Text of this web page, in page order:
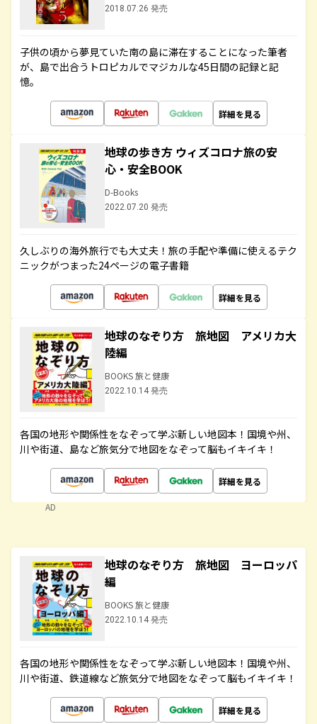
2018.07.26 発売
子供の頃から夢見ていた南の島に滞在することになった筆者
が、島で出合うトロピカルでマジカルな45日間の記録と記
憶。
詳細を見る
地球の歩き方 ウィズコロナ旅の安
心・安全BOOK
D-Books
2022.07.20 発売
久しぶりの海外旅行でも大丈夫！旅の手配や準備に使えるテク
ニックがつまった24ページの電子書籍
詳細を見る
地球のなぞり方 旅地図 アメリカ大
陸編
BOOKS 旅と健康
2022.10.14 発売
各国の地形や関係性をなぞって学ぶ新しい地図本！国境や州、
川や街道、島など旅気分で地図をなぞって脳もイキイキ！
詳細を見る
AD
地球のなぞり方 旅地図 ヨーロッパ
編
BOOKS 旅と健康
2022.10.14 発売
各国の地形や関係性をなぞって学ぶ新しい地図本！国境や州、
川や街道、鉄道線など旅気分で地図をなぞって脳もイキイキ！
詳細を見る